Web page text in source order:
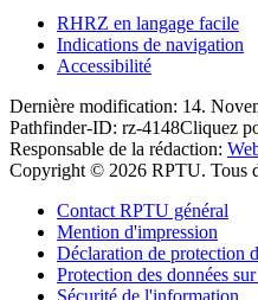
RHRZ en langage facile
Indications de navigation
Accessibilité
Dernière modification: 14.
Pathfinder-ID: rz-4148Cliquez
Responsable de la rédaction:
Copyright © 2026 RPTU. Tous
Contact RPTU général
Mention d'impression
Déclaration de protection
Protection des données